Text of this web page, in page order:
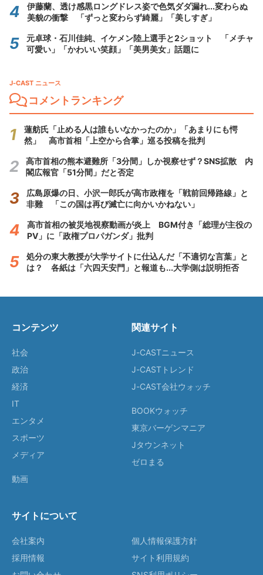
伊藤蘭、透け感黒ロングドレス姿で色気ダダ漏れ...変わらぬ
美貌の衝撃 「ずっと変わらず綺麗」「美しすぎ」
元卓球・石川佳純、イケメン陸上選手と2ショット 「メチャ
可愛い」「かわいい笑顔」「美男美女」話題に
J-CAST ニュース
コメントランキング
蓮舫氏「止める人は誰もいなかったのか」「あまりにも愕
然」 高市首相「上空から合掌」巡る投稿を批判
高市首相の熊本避難所「3分間」しか視察せず？SNS拡散 内
閣広報官「51分間」だと否定
広島原爆の日、小沢一郎氏が高市政権を「戦前回帰路線」と
非難 「この国は再び滅亡に向かいかねない」
高市首相の被災地視察動画が炎上 BGM付き「総理が主役の
PV」に「政権プロパガンダ」批判
処分の東大教授が大学サイトに仕込んだ「不適切な言葉」と
は？ 各紙は「六四天安門」と報道も...大学側は説明拒否
コンテンツ
社会
政治
経済
IT
エンタメ
スポーツ
メディア
動画
関連サイト
J-CASTニュース
J-CASTトレンド
J-CAST会社ウォッチ
BOOKウォッチ
東京バーゲンマニア
Jタウンネット
ゼロまる
サイトについて
会社案内
採用情報
個人情報保護方針
サイト利用規約